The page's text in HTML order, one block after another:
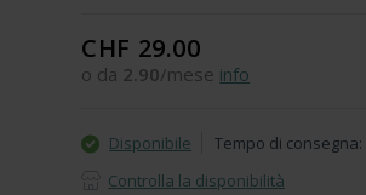
CHF 29.00
o da 2.90/mese info
Disponibile Tempo di consegna:
Controlla la disponibilità